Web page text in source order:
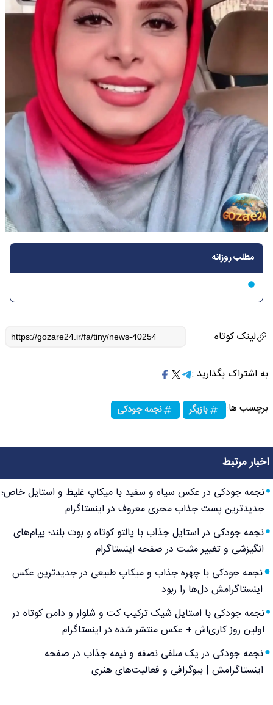
مطلب روزانه
لینک کوتاه
به اشتراک بگذارید :
برچسب ها: بازیگر نجمه جودکی
اخبار مرتبط
نجمه جودکی در عکس سیاه و سفید با میکاپ غلیظ و استایل خاص؛
جدیدترین پست جذاب مجری معروف در اینستاگرام
نجمه جودکی در استایل جذاب با پالتو کوتاه و بوت بلند؛ پیام‌های
انگیزشی و تغییر مثبت در صفحه اینستاگرام
نجمه جودکی با چهره جذاب و میکاپ طبیعی در جدیدترین عکس
اینستاگرامش دل‌ها را ربود
نجمه جودکی با استایل شیک ترکیب کت و شلوار و دامن کوتاه در
اولین روز کاری‌اش + عکس منتشر شده در اینستاگرام
نجمه جودکی در یک سلفی نصفه و نیمه جذاب در صفحه
اینستاگرامش | بیوگرافی و فعالیت‌های هنری